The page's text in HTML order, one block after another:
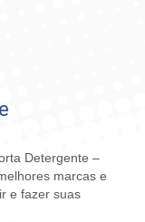
Detergente –
marcas e
e fazer suas